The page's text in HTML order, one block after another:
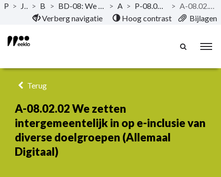
Naar hoofdinhoud
Publicaties> Jaarrekening 2023 > Beleidsevaluatie> BD-08: We zetten kwaliteitsvolle voorzieningen inzake onderwijs in om alle talenten te ontwikkelen in een open samenleving > Actieplannen> P-08.02: De stad heeft binnen leren en onderwijs aandacht voor specifieke doelgroepen >
A-08.02.02 We zetten intergemeentelijk in op e-inclusie van diverse doelgroepen (Allemaal Digitaal)
Verberg navigatie
Hoog contrast Bijlagen
Terug
A-08.02.02 We zetten
intergemeentelijk in op e-inclusie van
diverse doelgroepen (Allemaal
Digitaal)